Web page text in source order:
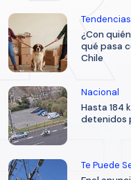
Tendencias
¿Con
qué pasa
Chile
Nacional
Hasta 184
detenidos
Te Puede